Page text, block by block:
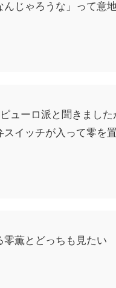
じゃろうな」って意
ューロ派と聞きました
イッチが入って零を
零薫とどっちも見たい